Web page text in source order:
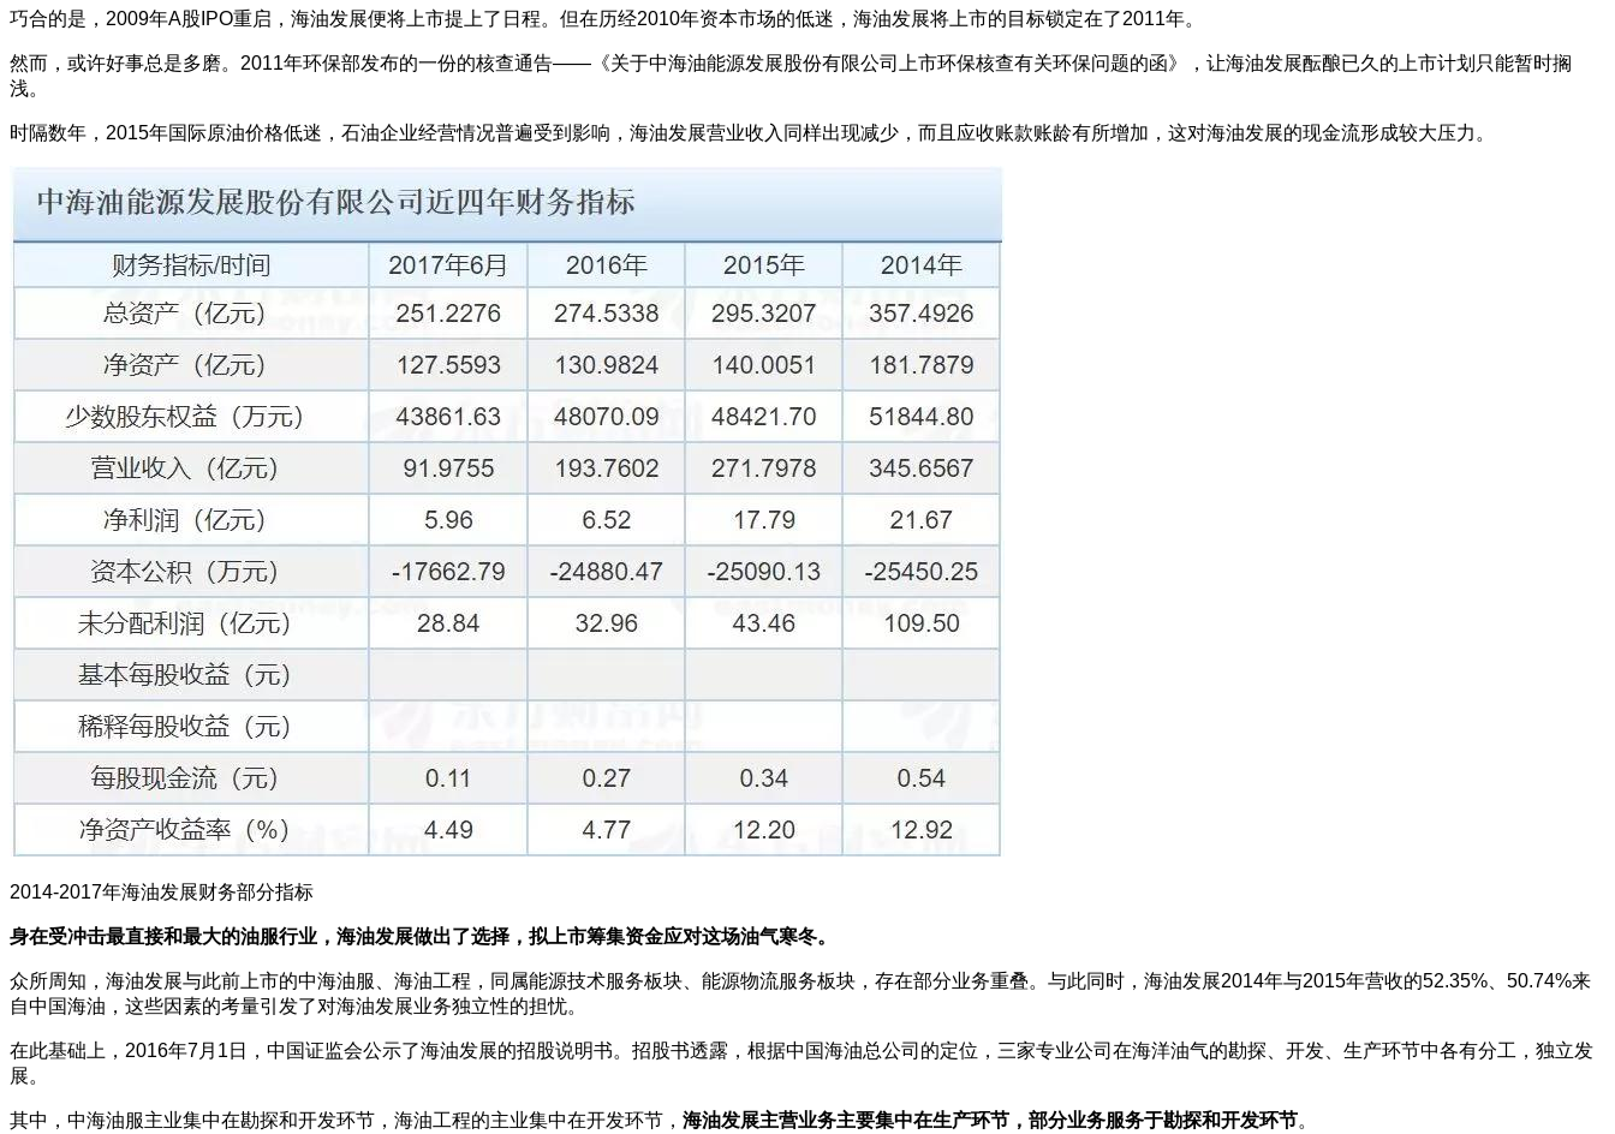
巧合的是，2009年A股IPO重启，海油发展便将上市提上了日程。但在历经2010年资本市场的低迷，海油发展将上市的目标锁定在了2011年。
然而，或许好事总是多磨。2011年环保部发布的一份的核查通告——《关于中海油能源发展股份有限公司上市环保核查有关环保问题的函》，让海油发展酝酿已久的上市计划只能暂时搁
浅。
时隔数年，2015年国际原油价格低迷，石油企业经营情况普遍受到影响，海油发展营业收入同样出现减少，而且应收账款账龄有所增加，这对海油发展的现金流形成较大压力。
2014-2017年海油发展财务部分指标
身在受冲击最直接和最大的油服行业，海油发展做出了选择，拟上市筹集资金应对这场油气寒冬。
众所周知，海油发展与此前上市的中海油服、海油工程，同属能源技术服务板块、能源物流服务板块，存在部分业务重叠。与此同时，海油发展2014年与2015年营收的52.35%、50.74%来
自中国海油，这些因素的考量引发了对海油发展业务独立性的担忧。
在此基础上，2016年7月1日，中国证监会公示了海油发展的招股说明书。招股书透露，根据中国海油总公司的定位，三家专业公司在海洋油气的勘探、开发、生产环节中各有分工，独立发
展。
其中，中海油服主业集中在勘探和开发环节，海油工程的主业集中在开发环节， 海油发展主营业务主要集中在生产环节，部分业务服务于勘探和开发环节。